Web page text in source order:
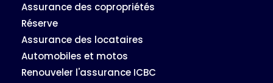
Assurance des copropriétés
Réserve
Assurance des locataires
Automobiles et motos
Renouveler l'assurance ICBC